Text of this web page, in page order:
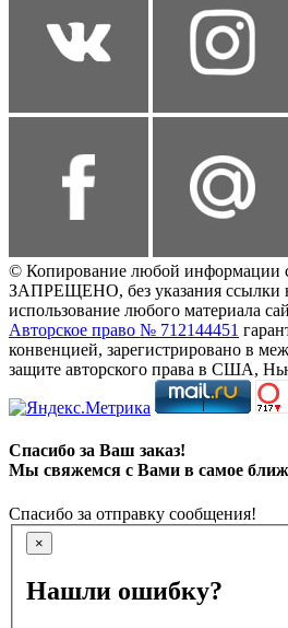
© Копирование любой информации
ЗАПРЕЩЕНО, без указания ссылки
использование любого материала
Авторское право № 712144451
конвенцией, зарегистрировано в
защите авторского права в США,
Спасибо за Ваш заказ!
Мы свяжемся с Вами в самое
Спасибо за отправку сообщения!
×
Нашли ошибку?